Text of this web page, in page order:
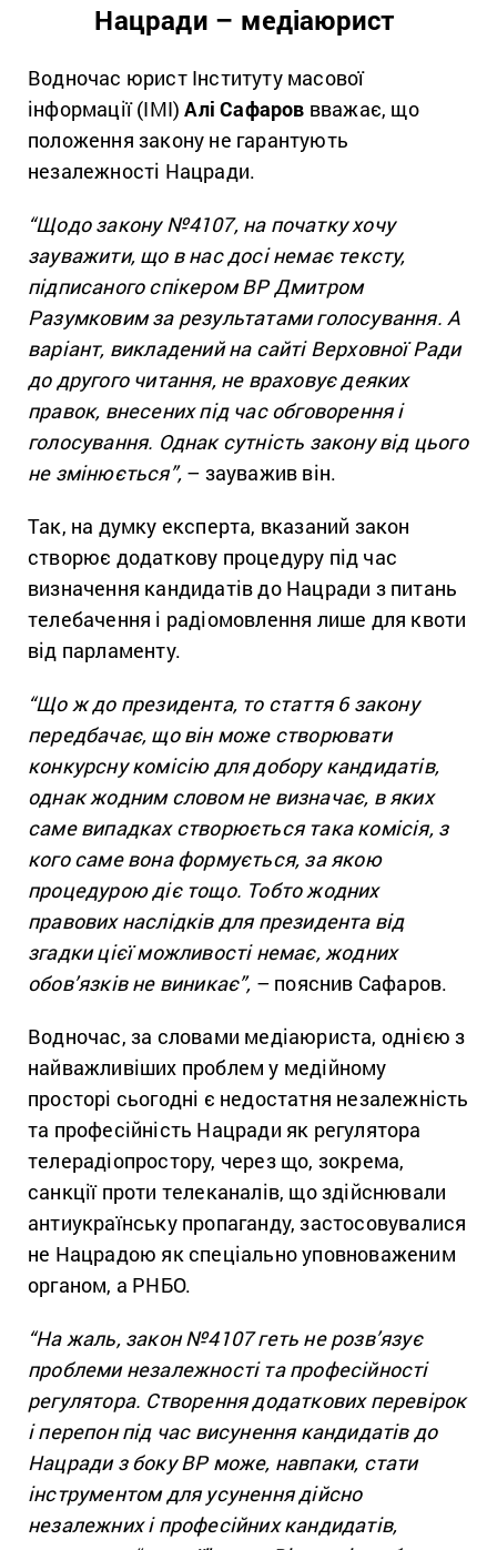
Нацради – медіаюрист
Водночас юрист Інституту масової
інформації (ІМІ)Алі Сафаров вважає, що
положення закону не гарантують
незалежності Нацради.
“Щодо закону №4107, на початку хочу
зауважити, що в нас досі немає тексту,
підписаного спікером ВР Дмитром
Разумковим за результатами голосування. А
варіант, викладений на сайті Верховної Ради
до другого читання, не враховує деяких
правок, внесених під час обговорення і
голосування. Однак сутність закону від цього
не змінюється”, – зауважив він.
Так, на думку експерта, вказаний закон
створює додаткову процедуру під час
визначення кандидатів до Нацради з питань
телебачення і радіомовлення лише для квоти
від парламенту.
“Що ж до президента, то стаття 6 закону
передбачає, що він може створювати
конкурсну комісію для добору кандидатів,
однак жодним словом не визначає, в яких
саме випадках створюється така комісія, з
кого саме вона формується, за якою
процедурою діє тощо. Тобто жодних
правових наслідків для президента від
згадки цієї можливості немає, жодних
обов’язків не виникає”, – пояснив Сафаров.
Водночас, за словами медіаюриста, однією з
найважливіших проблем у медійному
просторі сьогодні є недостатня незалежність
та професійність Нацради як регулятора
телерадіопростору, через що, зокрема,
санкції проти телеканалів, що здійснювали
антиукраїнську пропаганду, застосовувалися
не Нацрадою як спеціально уповноваженим
органом, а РНБО.
“На жаль, закон №4107 геть не розв’язує
проблеми незалежності та професійності
регулятора. Створення додаткових перевірок
і перепон під час висунення кандидатів до
Нацради з боку ВР може, навпаки, стати
інструментом для усунення дійсно
незалежних і професійних кандидатів,